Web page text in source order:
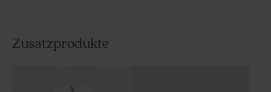
Zusatzprodukte